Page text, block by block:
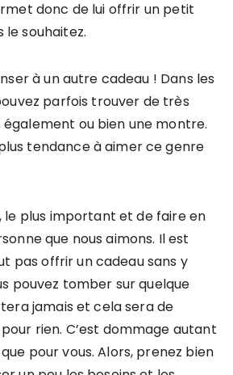
donc de lui offrir un petit
le souhaitez.
à un autre cadeau ! Dans les
parfois trouver de très
ou bien une montre.
tendance à aimer ce genre
le plus important et de faire en
que nous aimons. Il est
pas offrir un cadeau sans y
pouvez tomber sur quelque
jamais et cela sera de
rien. C’est dommage autant
pour vous. Alors, prenez bien